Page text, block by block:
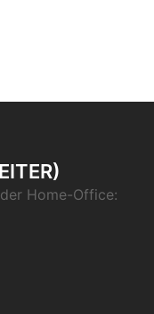
Home-Office: